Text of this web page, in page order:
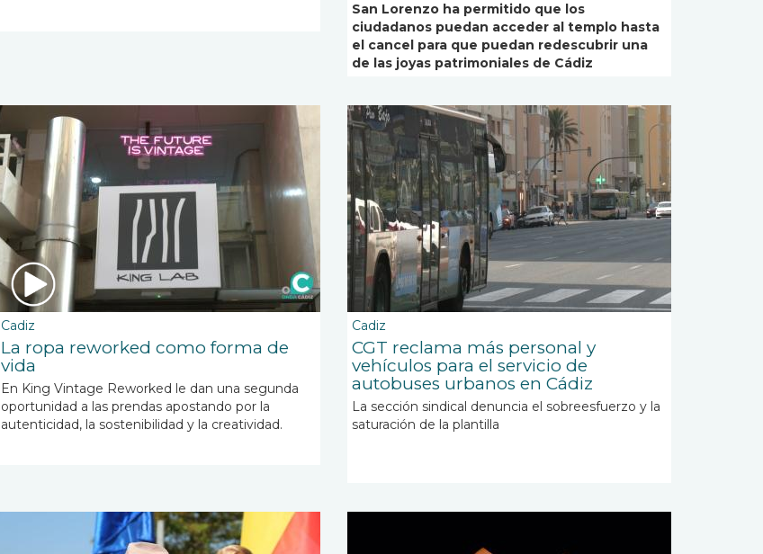
San Lorenzo ha permitido que los
ciudadanos puedan acceder al templo hasta
el cancel para que puedan redescubrir una
de las joyas patrimoniales de Cádiz
Cadiz
La ropa reworked como forma de
vida
En King Vintage Reworked le dan una segunda
oportunidad a las prendas apostando por la
autenticidad, la sostenibilidad y la creatividad.
Cadiz
CGT reclama más personal y
vehículos para el servicio de
autobuses urbanos en Cádiz
La sección sindical denuncia el sobreesfuerzo y la
saturación de la plantilla